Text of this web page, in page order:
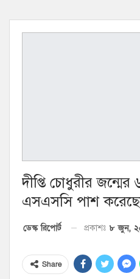
দীপ্তি চোধুরীর
এসএসসি পাশ
ডেস্ক রিপোর্ট প্রকাশঃ ৮ জুন,
Share